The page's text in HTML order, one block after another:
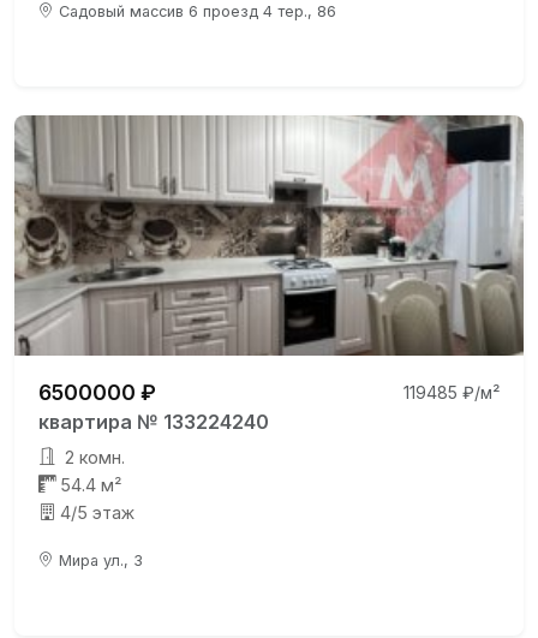
Садовый массив 6 проезд 4 тер., 86
6500000 ₽ 119485 ₽/м²
квартира № 133224240
2 комн.
54.4 м²
4/5 этаж
Мира ул., 3